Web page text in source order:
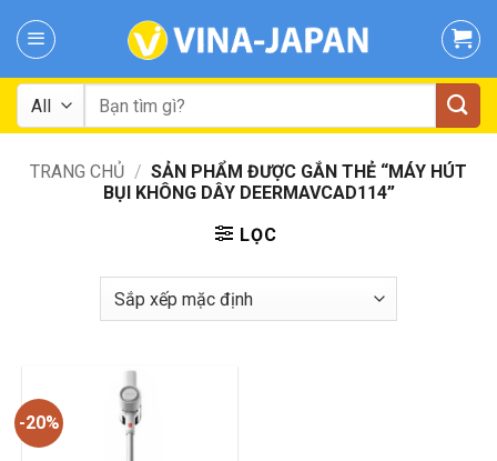
Tìm
kiếm:
TRANG CHỦ / SẢN PHẨM ĐƯỢC GẮN THẺ “MÁY HÚT
BỤI KHÔNG DÂY DEERMAVCAD114”
LỌC
-20%